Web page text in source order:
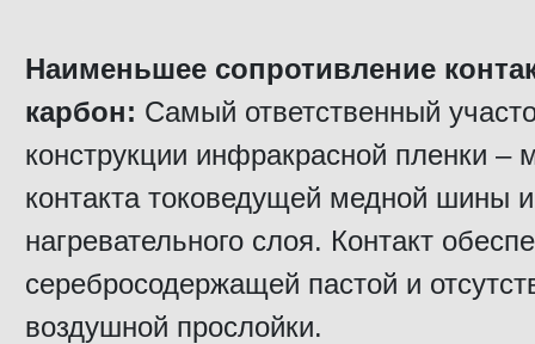
Наименьшее сопротивление
карбон: Самый ответственный
конструкции инфракрасной пленки –
контакта токоведущей медной шины
нагревательного слоя. Контакт
серебросодержащей пастой и
воздушной прослойки.